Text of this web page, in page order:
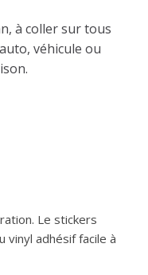
à coller sur tous
véhicule ou
Le stickers
vinyl adhésif facile à